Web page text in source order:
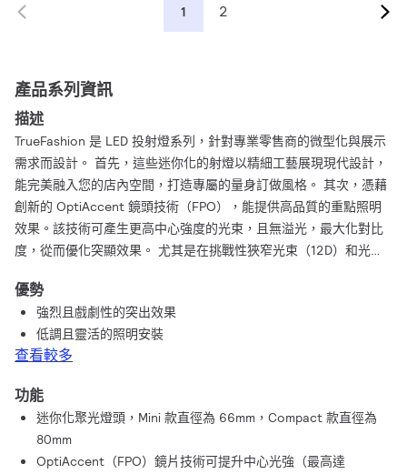
1 2
產品系列資訊
描述
TrueFashion 是 LED 投射燈系列，針對專業零售商的微型化與展示
需求而設計。 首先，這些迷你化的射燈以精細工藝展現現代設計，
能完美融入您的店內空間，打造專屬的量身訂做風格。 其次，憑藉
創新的 OptiAccent 鏡頭技術（FPO），能提供高品質的重點照明
效果。該技術可產生更高中心強度的光束，且無溢光，最大化對比
度，從而優化突顯效果。 尤其是在挑戰性狹窄光束（12D）和光束
天差地遠。 OptiAccent 亦能將直接眩光降低五倍，提升卓越的視
覺舒適度。 最後，TrueFashion 也特別考慮了光譜設計：專業設計
的 Philips LED 系列能強化色彩（飽和度）與白色，同時提供超高顏
色還原性（超越 CRI90）。 TrueFashion 就是這樣確保您在零售應
優勢
強烈且戲劇性的突出效果
低調且靈活的照明安裝
查看較多
功能
迷你化聚光燈頭，Mini 款直徑為 66mm，Compact 款直徑為
80mm
OptiAccent（FPO）鏡片技術可提升中心光強（最高達